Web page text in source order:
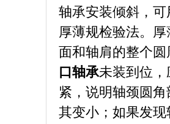
轴承安装倾斜，
厚薄规检验法。
面和轴肩的整个
口轴承未装到位
紧，说明轴颈圆
其变小；如果发